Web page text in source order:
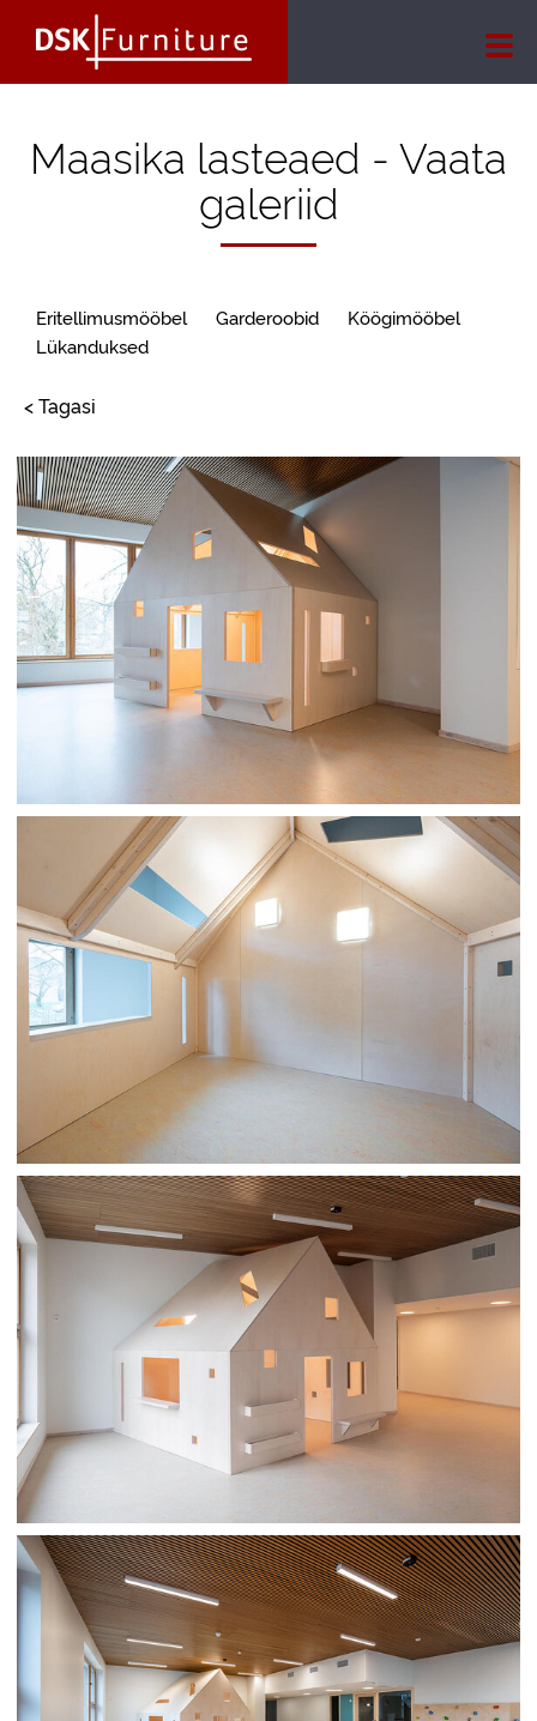
Maasika lasteaed - Vaata
galeriid
Eritellimusmööbel Garderoobid
Köögimööbel
Lükanduksed
< Tagasi